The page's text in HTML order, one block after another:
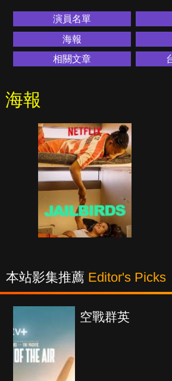
演員名單
海報
相關文章
海報
本站影集推薦 Editor's Picks